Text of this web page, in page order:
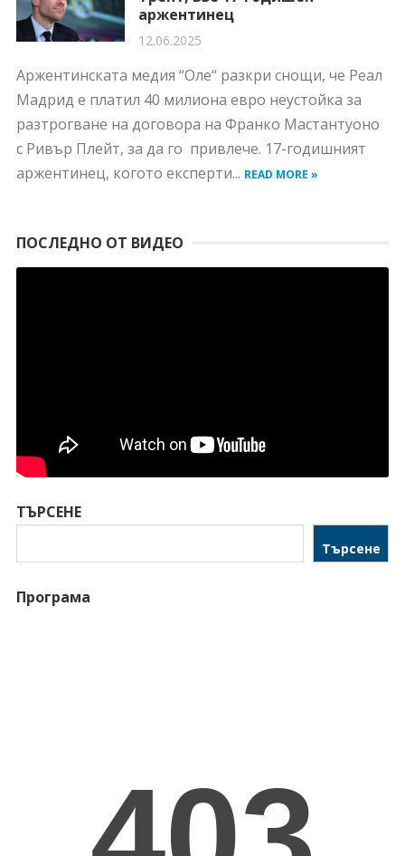
аржентинец
12.06.2025
Аржентинската медия “Оле“ разкри снощи, че Реал
Мадрид е платил 40 милиона евро неустойка за
разтрогване на договора на Франко Мастантуоно
с Ривър Плейт, за да го привлече. 17-годишният
аржентинец, когото експерти... READ MORE »
ПОСЛЕДНО ОТ ВИДЕО
ТЪРСЕНЕ
Търсене
Програма